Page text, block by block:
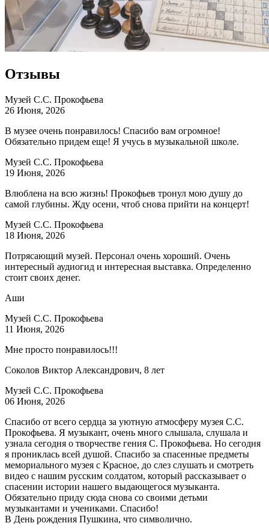
Отзывы
Музей С.С. Прокофьева
26 Июня, 2026
В музее очень понравилось! Спасибо вам огромное!
Обязательно придем еще! Я учусь в музыкальной школе.
Музей С.С. Прокофьева
19 Июня, 2026
Влюблена на всю жизнь! Прокофьев тронул мою душу до
самой глубины. Жду осени, чтоб снова прийти на концерт!
Музей С.С. Прокофьева
18 Июня, 2026
Потрясающий музей. Персонал очень хороший. Очень
интересный аудиогид и интересная выставка. Определенно
стоит своих денег.
Аши
Музей С.С. Прокофьева
11 Июня, 2026
Мне просто понравилось!!!
Соколов Виктор Александрович, 8 лет
Музей С.С. Прокофьева
06 Июня, 2026
Спасибо от всего сердца за уютную атмосферу музея С.С.
Прокофьева. Я музыкант, очень много слышала, слушала и
узнала сегодня о творчестве гения С. Прокофьева. Но сегодня
я прониклась всей душой. Спасибо за спасенные предметы
мемориального музея с Красное, до слез слушать и смотреть
видео с нашим русским солдатом, который рассказывает о
спасении истории нашего выдающегося музыканта.
Обязательно приду сюда снова со своими детьми
музыкантами и учениками. Спасибо!
В День рождения Пушкина, что символично.